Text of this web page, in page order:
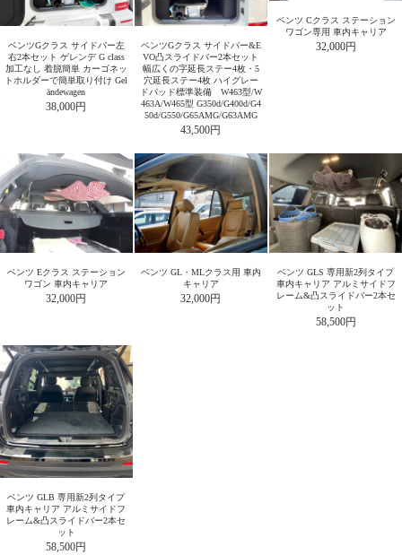
ベンツGクラス サイドバー左
右2本セット ゲレンデ G class
加工なし 着脱簡単 カーゴネッ
トホルダーで簡単取り付け Gel
ändewagen
38,000円
ベンツGクラス サイドバー&E
VO凸スライドバー2本セット
幅広くの字延長ステー4枚・5
穴延長ステー4枚 ハイグレー
ドパッド標準装備 W463型/W
463A/W465型 G350d/G400d/G4
50d/G550/G65AMG/G63AMG
43,500円
ベンツ Cクラス ステーション
ワゴン専用 車内キャリア
32,000円
ベンツ Eクラス ステーション
ワゴン 車内キャリア
32,000円
ベンツ GL・MLクラス用 車内
キャリア
32,000円
ベンツ GLS 専用新2列タイプ
車内キャリア アルミサイドフ
レーム&凸スライドバー2本セ
ット
58,500円
ベンツ GLB 専用新2列タイプ
車内キャリア アルミサイドフ
レーム&凸スライドバー2本セ
ット
58,500円